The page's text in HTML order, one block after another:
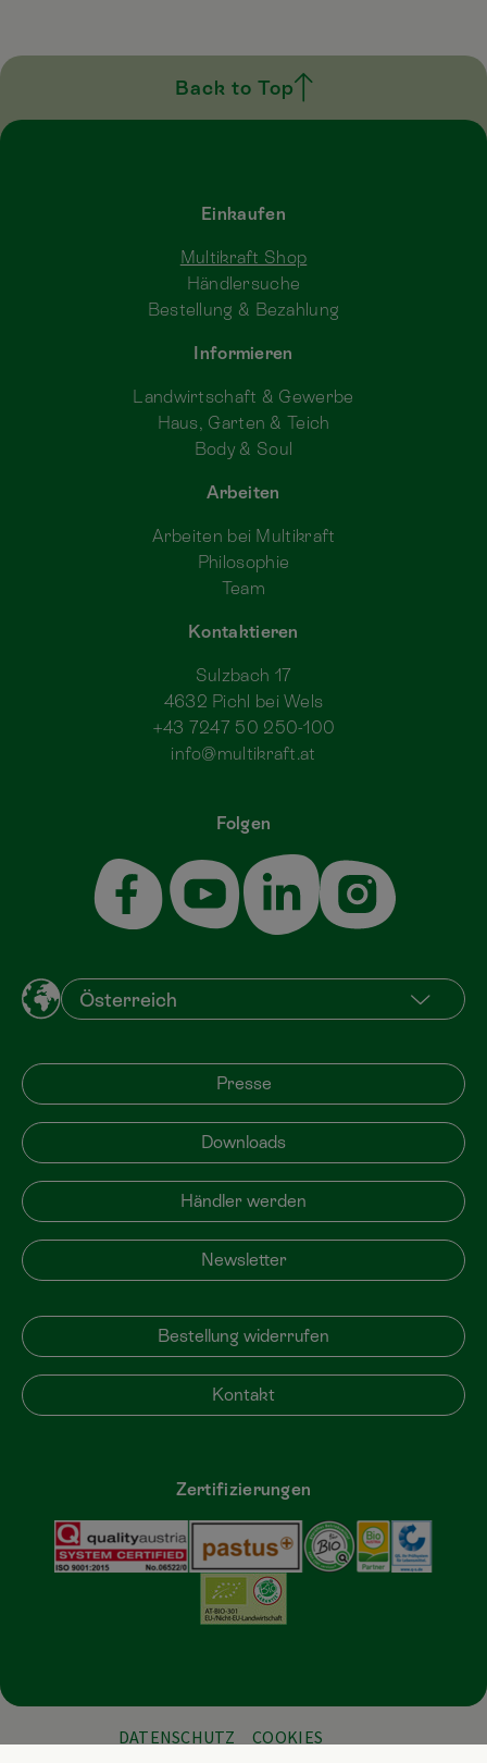
Back to Top
Folgen
Einkaufen
Multikraft Shop
Händlersuche
Bestellung & Bezahlung
Informieren
Landwirtschaft & Gewerbe
Haus, Garten & Teich
Body & Soul
Arbeiten
Arbeiten bei Multikraft
Philosophie
Team
Kontaktieren
Sulzbach 17
4632 Pichl bei Wels
+43 7247 50 250-100
info@multikraft.at
Presse
Downloads
Händler werden
Newsletter
Bestellung widerrufen
Kontakt
Zertifizierungen
DATENSCHUTZ
COOKIES